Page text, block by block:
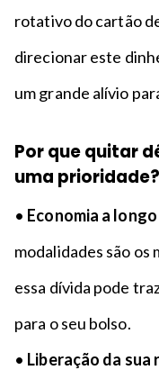
rotativo do cartão
direcionar este
um grande alívio
Por que quitar
uma prioridade?
• Economia a
modalidades são os
essa dívida pode
para o seu bolso.
• Liberação da sua